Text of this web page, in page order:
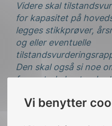
Vi benytter
Videre skal
for kapasitet på
legges stikkprøver,
og eller eventuelle
Den skal også si noe
forventede kostnader
Tilstandsgrader skal